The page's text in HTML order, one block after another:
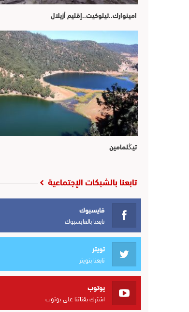
امينوارك..تيلوكيت..إقليم أزيلال
تيڭلمامين
تابعنا بالشبكات الإجتماعية
فايسبوك
تابعنا بالفايسبوك
تويتر
تابعنا بتويتر
يوتوب
اشترك بقناتنا على يوتوب